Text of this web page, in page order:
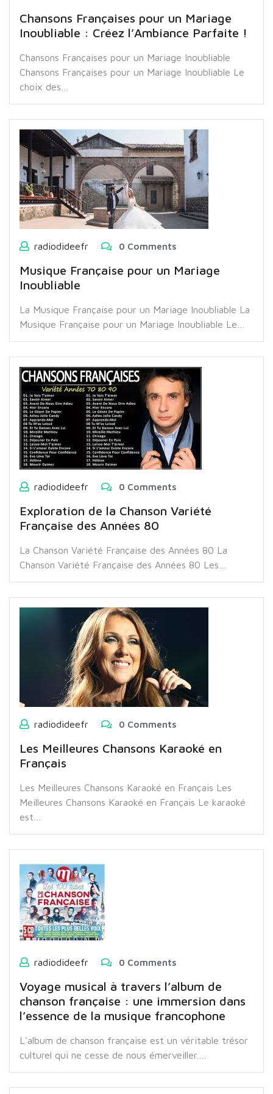
Chansons Françaises pour un Mariage
Inoubliable : Créez l’Ambiance Parfaite !
Chansons Françaises pour un Mariage Inoubliable
Chansons Françaises pour un Mariage Inoubliable Le
choix des…
radiodideefr 0 Comments
Musique Française pour un Mariage
Inoubliable
La Musique Française pour un Mariage Inoubliable La
Musique Française pour un Mariage Inoubliable Le…
radiodideefr 0 Comments
Exploration de la Chanson Variété
Française des Années 80
La Chanson Variété Française des Années 80 La
Chanson Variété Française des Années 80 Les…
radiodideefr 0 Comments
Les Meilleures Chansons Karaoké en
Français
Les Meilleures Chansons Karaoké en Français Les
Meilleures Chansons Karaoké en Français Le karaoké
est…
radiodideefr 0 Comments
Voyage musical à travers l’album de
chanson française : une immersion dans
l’essence de la musique francophone
L'album de chanson française est un véritable trésor
culturel qui ne cesse de nous émerveiller.…